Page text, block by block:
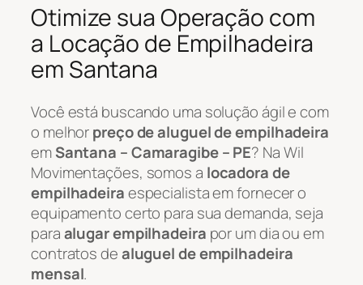
Otimize sua Operação com
a Locação de Empilhadeira
em Santana
Você está buscando uma solução ágil e com
o melhorpreço de aluguel de empilhadeira
emSantana – Camaragibe – PE? Na Wil
Movimentações, somos a locadora de
empilhadeiraespecialista em fornecer o
equipamento certo para sua demanda, seja
paraalugar empilhadeira por um dia ou em
contratos dealuguel de empilhadeira
mensal.